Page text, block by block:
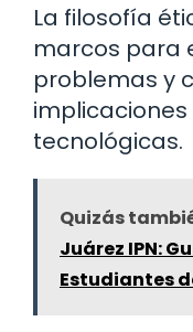
La filosofía
marcos para
problemas y
tecnológicas.
Quizás
Juárez IPN:
Estudiantes